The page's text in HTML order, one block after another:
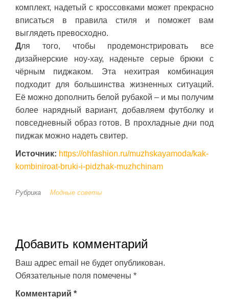
комплект, надетый с кроссовками может прекрасно
вписаться в правила стиля и поможет вам
выглядеть превосходно.
Для того, чтобы продемонстрировать все
дизайнерские ноу-хау, наденьте серые брюки с
чёрным пиджаком. Эта нехитрая комбинация
подходит для большинства жизненных ситуаций.
Её можно дополнить белой рубакой – и мы получим
более нарядный вариант, добавляем футболку и
повседневный образ готов. В прохладные дни под
пиджак можно надеть свитер.
Источник: https://ohfashion.ru/muzhskayamoda/kak-
kombiniroat-bruki-i-pidzhak-muzhchinam
Рубрика Модные советы
Добавить комментарий
Ваш адрес email не будет опубликован.
Обязательные поля помечены *
Комментарий *